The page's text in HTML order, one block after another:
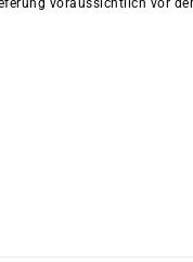
voraussichtlich vor